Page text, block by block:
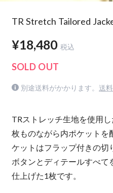
TR Stretch Tailored
¥18,480 税込
SOLD OUT
別途送料がかかります。 送
TRストレッチ生地を使用
枚ものながら内ポケットを
ケットはフラップ付きの切
ボタンとディテールすべて
仕上げた1枚です。